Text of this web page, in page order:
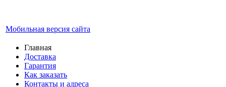
Мобильная версия сайта
Главная
Доставка
Гарантия
Как заказать
Контакты и адреса